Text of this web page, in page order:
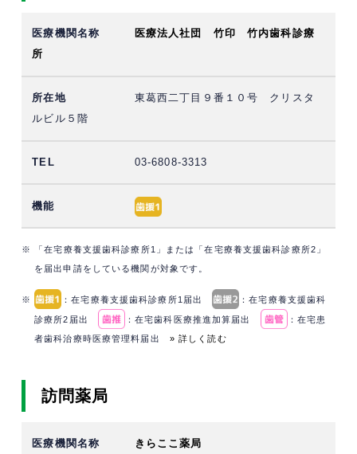
医療法人社団 竹印 竹内歯科診療
所
東葛西二丁目９番１０号 クリスタ
ルビル５階
03-6808-3313
※ 「在宅療養支援歯科診療所1」または「在宅療養支援歯科診療所2」
を届出申請をしている機関が対象です。
※ ：在宅療養支援歯科診療所1届出 ：在宅療養支援歯科
診療所2届出 ：在宅歯科医療推進加算届出
：在宅患
者歯科治療時医療管理料届出 » 詳しく読む
訪問薬局
きらここ薬局